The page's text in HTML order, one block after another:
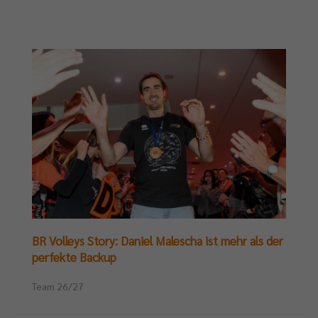
BR Volleys Story: Daniel Malescha ist mehr als der
perfekte Backup
Team 26/27